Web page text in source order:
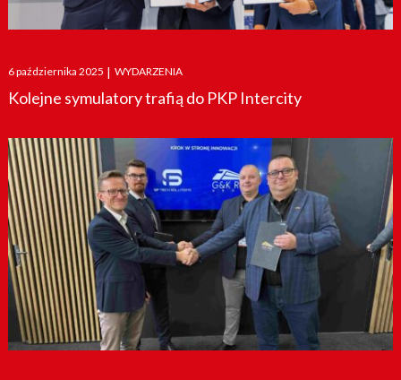
Posted
on
6 października 2025 | WYDARZENIA
Kolejne symulatory trafią do PKP Intercity